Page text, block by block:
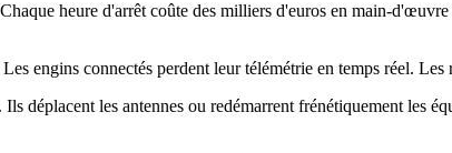
heure d'arrêt coûte des milliers d'euros en main-
engins connectés perdent leur télémétrie en temps réel.
déplacent les antennes ou redémarrent frénétiquement les